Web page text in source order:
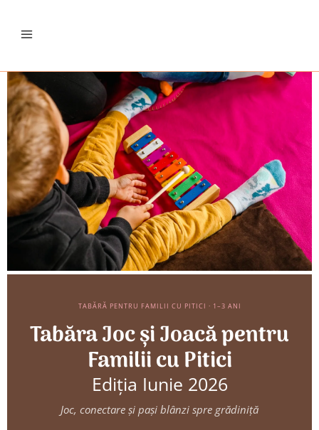
TABĂRĂ PENTRU FAMILII CU PITICI · 1–3 ANI
Tabăra Joc și Joacă pentru
Familii cu Pitici
Ediția Iunie 2026
Joc, conectare și pași blânzi spre grădiniță